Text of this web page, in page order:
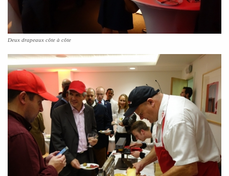
Deux drapeaux côte à côte